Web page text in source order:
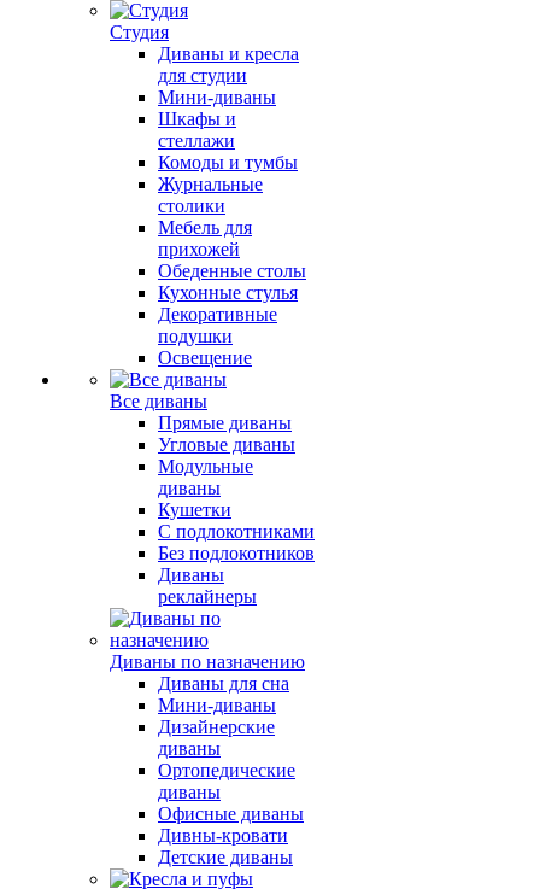
Студия
Диваны и кресла
для студии
Мини-диваны
Шкафы и
стеллажи
Комоды и тумбы
Журнальные
столики
Мебель для
прихожей
Обеденные столы
Кухонные стулья
Декоративные
подушки
Освещение
Все диваны
Прямые диваны
Угловые диваны
Модульные
диваны
Кушетки
С подлокотниками
Без подлокотников
Диваны
реклайнеры
Диваны по назначению
Диваны для сна
Мини-диваны
Дизайнерские
диваны
Ортопедические
диваны
Офисные диваны
Дивны-кровати
Детские диваны